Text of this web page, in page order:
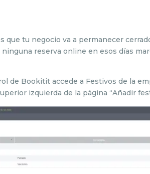
que tu negocio va a permanecer
reserva online en esos días
de Bookitit accede a Festivos de la
izquierda de la página “Añadir